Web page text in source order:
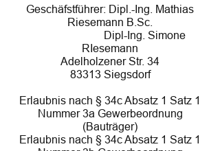
Geschäfstführer: Dipl.-Ing. Mathias
Riesemann B.Sc.
Dipl-Ing. Simone
RIesemann
Adelholzener Str. 34
83313 Siegsdorf
Erlaubnis nach § 34c Absatz 1 Satz 1
Nummer 3a Gewerbeordnung
(Bauträger)
Erlaubnis nach § 34c Absatz 1 Satz 1